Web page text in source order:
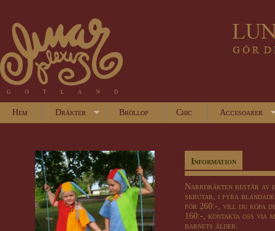
Hem Dräkter Bröllop Chic Accesoarer
Information
Narrdräkten består av
skrutar, i fyra
för 260:-, vill du köpa
160:-, kontakta oss via
barnets ålder.